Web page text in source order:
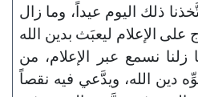
ذلك اليوم عيداً، وما زال
على الإعلام ليعبَث بدين الله
زلنا نسمع عبر الإعلام، من
دين الله، ويدَّعي فيه نقصاً